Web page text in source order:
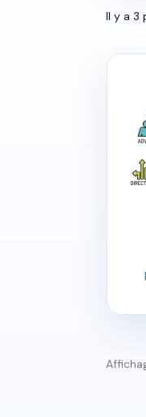
Il y a 3